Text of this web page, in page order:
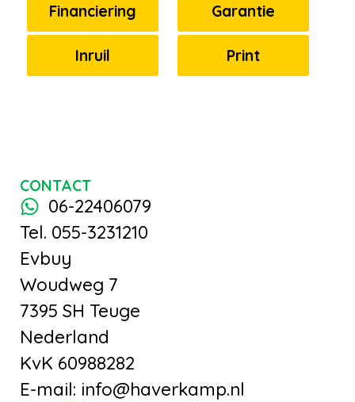
Financiering Garantie
Inruil Print
CONTACT
06-22406079
Tel. 055-3231210
Evbuy
Woudweg 7
7395 SH Teuge
Nederland
KvK 60988282
E-mail: info@haverkamp.nl